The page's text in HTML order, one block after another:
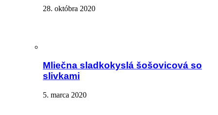
28. októbra 2020
Mliečna sladkokyslá šošovicová so
slivkami
5. marca 2020